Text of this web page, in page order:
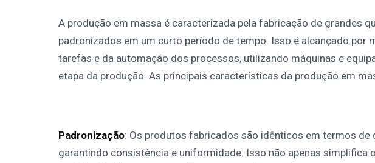
A produção em massa é caracterizada pela fabricação de grandes
padronizados em um curto período de tempo. Isso é alcançado por
tarefas e da automação dos processos, utilizando máquinas e
etapa da produção. As principais características da produção em
Padronização: Os produtos fabricados são idênticos em termos de
garantindo consistência e uniformidade. Isso não apenas simplifica